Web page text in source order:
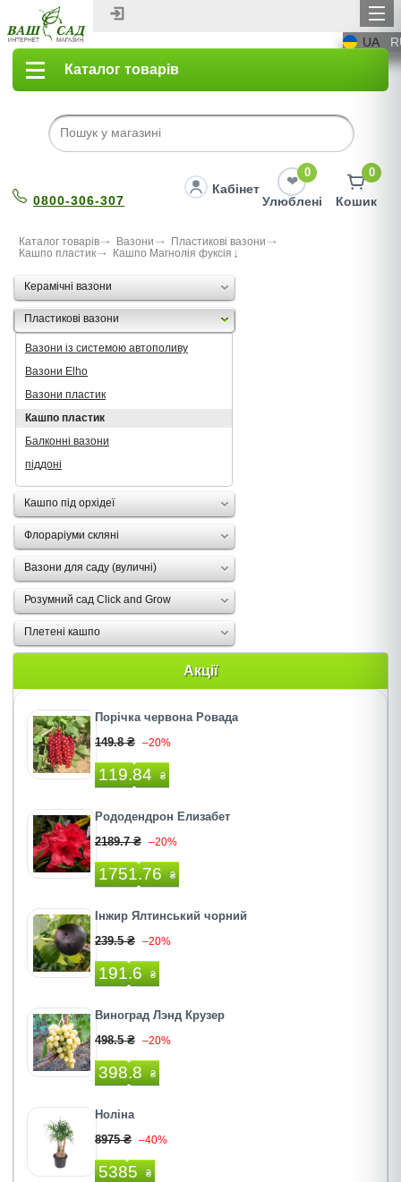
UA
Каталог товарів
0800-306-307
Кабінет
0
Улюблені
0
Кошик
Каталог товарів Вазони
Пластикові вазони
Кашпо пластик
Кашпо Магнолія фуксія
Керамічні вазони
Пластикові вазони
Вазони із системою автополиву
Вазони Elho
Вазони пластик
Кашпо пластик
Балконні вазони
піддоні
Кашпо під орхідеї
Флораріуми скляні
Вазони для саду (вуличні)
Розумний сад Click and Grow
Плетені кашпо
Акції
Порічка червона Ровада
149.8 ₴ –20%
119.84 ₴
Рододендрон Елизабет
2189.7 ₴ –20%
1751.76 ₴
Інжир Ялтинський чорний
239.5 ₴ –20%
191.6 ₴
Виноград Лэнд Крузер
498.5 ₴ –20%
398.8 ₴
Ноліна
8975 ₴ –40%
5385 ₴